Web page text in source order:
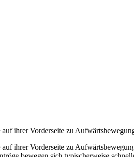
ihrer Vorderseite zu
ihrer Vorderseite zu